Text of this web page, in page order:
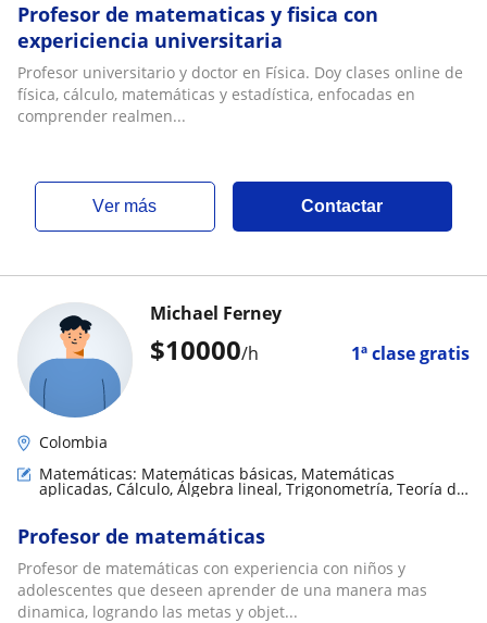
Profesor de matematicas y fisica con
expericiencia universitaria
Profesor universitario y doctor en Física. Doy clases online de
física, cálculo, matemáticas y estadística, enfocadas en
comprender realmen...
ver más Contactar
$10000/h 1ª clase gratis
Michael Ferney
Colombia
Matemáticas: Matemáticas básicas, Matemáticas
aplicadas, Cálculo, Álgebra lineal, Trigonometría, Teoría de
números
Profesor de matemáticas
Profesor de matemáticas con experiencia con niños y
adolescentes que deseen aprender de una manera mas
dinamica, logrando las metas y objet...